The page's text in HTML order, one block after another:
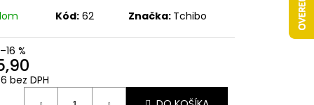
Kód: 62 Značka: Tchibo
–16 %
bez DPH